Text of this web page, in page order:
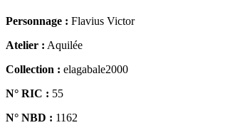
Personnage : Flavius Victor
Atelier : Aquilée
Collection : elagabale2000
N° RIC : 55
N° NBD : 1162